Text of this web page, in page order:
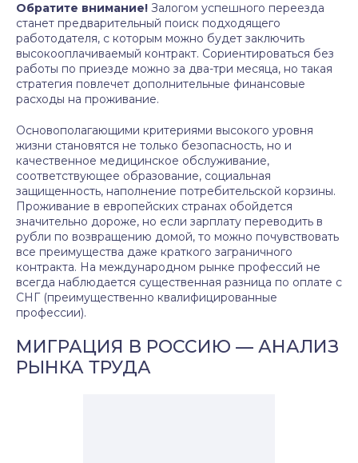
Обратите внимание! Залогом успешного переезда
станет предварительный поиск подходящего
работодателя, с которым можно будет заключить
высокооплачиваемый контракт. Сориентироваться без
работы по приезде можно за два-три месяца, но такая
стратегия повлечет дополнительные финансовые
расходы на проживание.
Основополагающими критериями высокого уровня
жизни становятся не только безопасность, но и
качественное медицинское обслуживание,
соответствующее образование, социальная
защищенность, наполнение потребительской корзины.
Проживание в европейских странах обойдется
значительно дороже, но если зарплату переводить в
рубли по возвращению домой, то можно почувствовать
все преимущества даже краткого заграничного
контракта. На международном рынке профессий не
всегда наблюдается существенная разница по оплате с
СНГ (преимущественно квалифицированные
профессии).
МИГРАЦИЯ В РОССИЮ — АНАЛИЗ
РЫНКА ТРУДА